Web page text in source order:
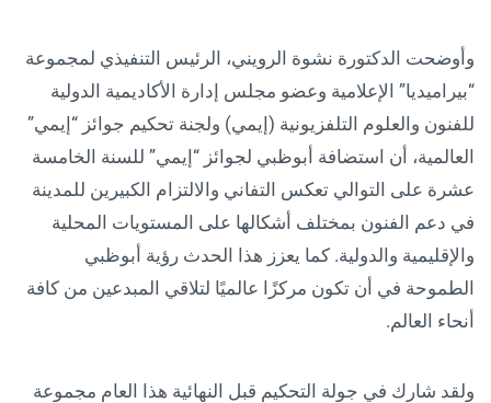
وأوضحت الدكتورة نشوة الرويني، الرئيس التنفيذي لمجموعة
“بيراميديا” الإعلامية وعضو مجلس إدارة الأكاديمية الدولية
للفنون والعلوم التلفزيونية (إيمي) ولجنة تحكيم جوائز “إيمي”
العالمية، أن استضافة أبوظبي لجوائز “إيمي” للسنة الخامسة
عشرة على التوالي تعكس التفاني والالتزام الكبيرين للمدينة
في دعم الفنون بمختلف أشكالها على المستويات المحلية
والإقليمية والدولية. كما يعزز هذا الحدث رؤية أبوظبي
الطموحة في أن تكون مركزًا عالميًا لتلاقي المبدعين من كافة
أنحاء العالم.
ولقد شارك في جولة التحكيم قبل النهائية هذا العام مجموعة